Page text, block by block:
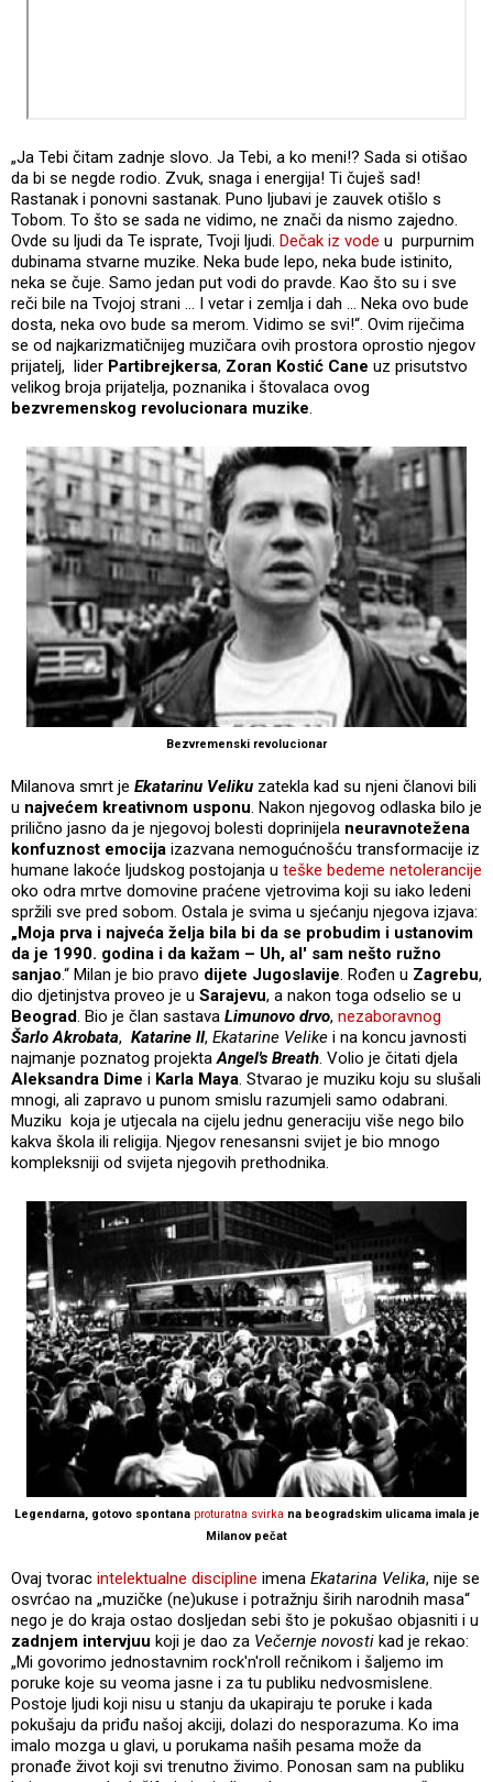
„Ja Tebi čitam zadnje slovo. Ja Tebi, a ko meni!? Sada si otišao
da bi se negde rodio. Zvuk, snaga i energija! Ti čuješ sad!
Rastanak i ponovni sastanak. Puno ljubavi je zauvek otišlo s
Tobom. To što se sada ne vidimo, ne znači da nismo zajedno.
Ovde su ljudi da Te isprate, Tvoji ljudi. Dečak iz vode u purpurnim
dubinama stvarne muzike. Neka bude lepo, neka bude istinito,
neka se čuje. Samo jedan put vodi do pravde. Kao što su i sve
reči bile na Tvojoj strani ... I vetar i zemlja i dah ... Neka ovo bude
dosta, neka ovo bude sa merom. Vidimo se svi!“. Ovim riječima
se od najkarizmatičnijeg muzičara ovih prostora oprostio njegov
prijatelj, lider Partibrejkersa, Zoran Kostić Cane uz prisutstvo
velikog broja prijatelja, poznanika i štovalaca ovog
bezvremenskog revolucionara muzike.
Bezvremenski revolucionar
Milanova smrt je Ekatarinu Veliku zatekla kad su njeni članovi bili
u najvećem kreativnom usponu. Nakon njegovog odlaska bilo je
prilično jasno da je njegovoj bolesti doprinijela neuravnotežena
konfuznost emocija izazvana nemogućnošću transformacije iz
humane lakoće ljudskog postojanja u teške bedeme netolerancije
oko odra mrtve domovine praćene vjetrovima koji su iako ledeni
spržili sve pred sobom. Ostala je svima u sjećanju njegova izjava:
„Moja prva i najveća želja bila bi da se probudim i ustanovim
da je 1990. godina i da kažam – Uh, al' sam nešto ružno
sanjao.“ Milan je bio pravo dijete Jugoslavije. Rođen u Zagrebu,
dio djetinjstva proveo je u Sarajevu, a nakon toga odselio se u
Beograd. Bio je član sastava Limunovo drvo, nezaboravnog
Šarlo Akrobata, Katarine II, Ekatarine Velike i na koncu javnosti
najmanje poznatog projektaAngel's Breath. Volio je čitati djela
Aleksandra Dime i Karla Maya. Stvarao je muziku koju su slušali
mnogi, ali zapravo u punom smislu razumjeli samo odabrani.
Muziku koja je utjecala na cijelu jednu generaciju više nego bilo
kakva škola ili religija. Njegov renesansni svijet je bio mnogo
kompleksniji od svijeta njegovih prethodnika.
Legendarna, gotovo spontana proturatna svirka na beogradskim ulicama imala je
Milanov pečat
Ovaj tvorac intelektualne discipline imena Ekatarina Velika, nije se
osvrćao na „muzičke (ne)ukuse i potražnju širih narodnih masa“
nego je do kraja ostao dosljedan sebi što je pokušao objasniti i u
zadnjem intervjuu koji je dao za Večernje novosti kad je rekao:
„Mi govorimo jednostavnim rock'n'roll rečnikom i šaljemo im
poruke koje su veoma jasne i za tu publiku nedvosmislene.
Postoje ljudi koji nisu u stanju da ukapiraju te poruke i kada
pokušaju da priđu našoj akciji, dolazi do nesporazuma. Ko ima
imalo mozga u glavi, u porukama naših pesama može da
pronađe život koji svi trenutno živimo. Ponosan sam na publiku